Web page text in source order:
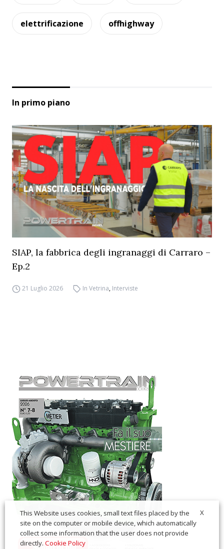
elettrificazione offhighway
In primo piano
SIAP, la fabbrica degli ingranaggi di Carraro –
Ep.2
21 Luglio 2026 In Vetrina, Interviste
X
This Website uses cookies, small text files placed by the
site on the computer or mobile device, which automatically
collect some information that the user does not provide
directly. Cookie Policy